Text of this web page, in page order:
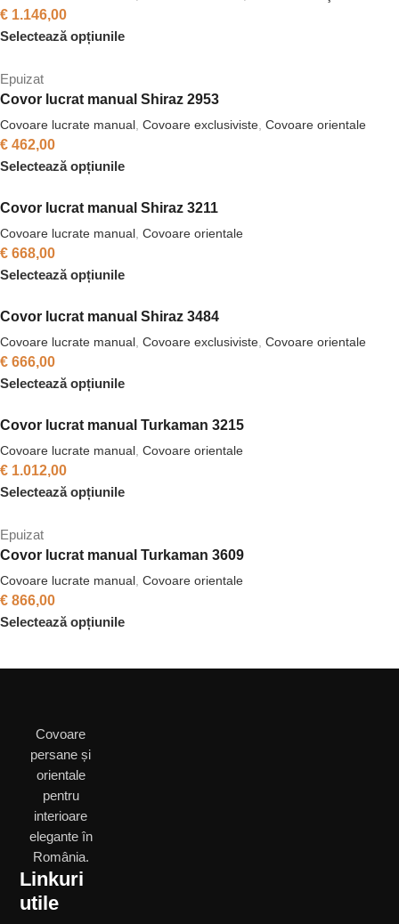
€ 1.146,00
Selectează opțiunile
Epuizat
Covor lucrat manual Shiraz 2953
Covoare lucrate manual, Covoare exclusiviste, Covoare orientale
€ 462,00
Selectează opțiunile
Covor lucrat manual Shiraz 3211
Covoare lucrate manual, Covoare orientale
€ 668,00
Selectează opțiunile
Covor lucrat manual Shiraz 3484
Covoare lucrate manual, Covoare exclusiviste, Covoare orientale
€ 666,00
Selectează opțiunile
Covor lucrat manual Turkaman 3215
Covoare lucrate manual, Covoare orientale
€ 1.012,00
Selectează opțiunile
Epuizat
Covor lucrat manual Turkaman 3609
Covoare lucrate manual, Covoare orientale
€ 866,00
Selectează opțiunile
Covoare
persane și
orientale
pentru
interioare
elegante în
România.
Linkuri
utile